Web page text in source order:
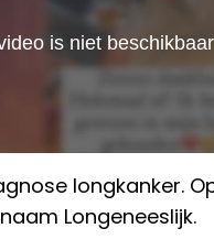
longkanker.
Longeneeslijk.